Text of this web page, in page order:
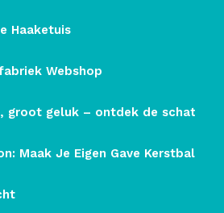
Haaketuis
Webshop
groot geluk – ontdek de schatten
Maak Je Eigen Gave Kerstballen!